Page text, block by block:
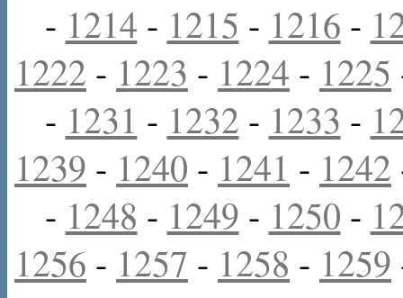
- 1214 - 1215 - 1216 -
1222 - 1223 - 1224 - 1225
- 1231 - 1232 - 1233 -
1239 - 1240 - 1241 - 1242
- 1248 - 1249 - 1250 -
1256 - 1257 - 1258 - 1259